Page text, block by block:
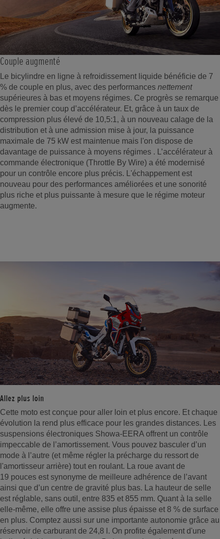
Couple augmenté
Le bicylindre en ligne à refroidissement liquide bénéficie de 7
% de couple en plus, avec des performances nettement
supérieures à bas et moyens régimes. Ce progrès se remarque
dès le premier coup d’accélérateur. Et, grâce à un taux de
compression plus élevé de 10,5:1, à un nouveau calage de la
distribution et à une admission mise à jour, la puissance
maximale de 75 kW est maintenue mais l'on dispose de
davantage de puissance à moyens régimes . L’accélérateur à
commande électronique (Throttle By Wire) a été modernisé
pour un contrôle encore plus précis. L'échappement est
nouveau pour des performances améliorées et une sonorité
plus riche et plus puissante à mesure que le régime moteur
augmente.
Allez plus loin
Cette moto est conçue pour aller loin et plus encore. Et chaque
évolution la rend plus efficace pour les grandes distances. Les
suspensions électroniques Showa-EERA offrent un contrôle
impeccable de l’amortissement. Vous pouvez basculer d’un
mode à l’autre (et même régler la précharge du ressort de
l'amortisseur arrière) tout en roulant. La roue avant de
19 pouces est synonyme de meilleure adhérence de l’avant
ainsi que d’un centre de gravité plus bas. La hauteur de selle
est réglable, sans outil, entre 835 et 855 mm. Quant à la selle
elle-même, elle offre une assise plus épaisse et 8 % de surface
en plus. Comptez aussi sur une importante autonomie grâce au
réservoir de carburant de 24,8 l. On profite également d'une